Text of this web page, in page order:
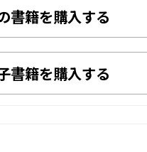
書籍を購入する
書籍を購入する